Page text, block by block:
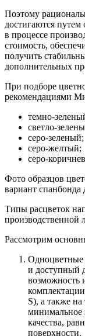
Поэтому
достигаются
в процессе
стоимость,
получить
дополнительных
При подборе
рекомендациями
темно-
светло-
серо-зеленый;
серо-желтый;
серо-
Фото образцов
вариант
Типы расцветок
производственной
Рассмотрим
Одноцветные
и доступный
возможность
S), а также
минимальное
качества,
поверхности.